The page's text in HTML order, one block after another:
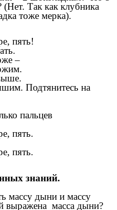
Так как клубника
тоже мерка).
пять!
–
Подтянитесь на
пальцев
пять.
пять.
знаний.
массу дыни и массу
выражена масса дыни?